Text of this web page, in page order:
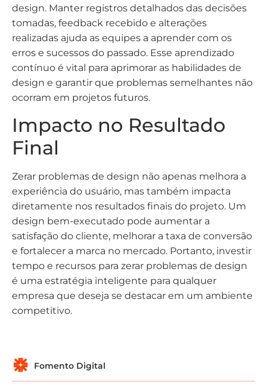
design. Manter registros detalhados das decisões
tomadas, feedback recebido e alterações
realizadas ajuda as equipes a aprender com os
erros e sucessos do passado. Esse aprendizado
contínuo é vital para aprimorar as habilidades de
design e garantir que problemas semelhantes não
ocorram em projetos futuros.
Impacto no Resultado
Final
Zerar problemas de design não apenas melhora a
experiência do usuário, mas também impacta
diretamente nos resultados finais do projeto. Um
design bem-executado pode aumentar a
satisfação do cliente, melhorar a taxa de conversão
e fortalecer a marca no mercado. Portanto, investir
tempo e recursos para zerar problemas de design
é uma estratégia inteligente para qualquer
empresa que deseja se destacar em um ambiente
competitivo.
Fomento Digital